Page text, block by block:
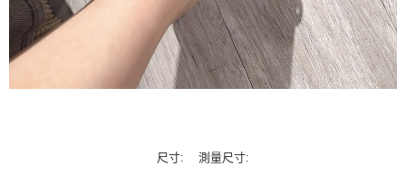
尺寸: 測量尺寸: